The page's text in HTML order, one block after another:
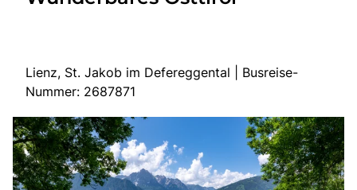
Start
Tagesfahrten
Mehrtagesfahrten
Lienz, St. Jakob im Defereggental | Busreise-
Nummer: 2687871